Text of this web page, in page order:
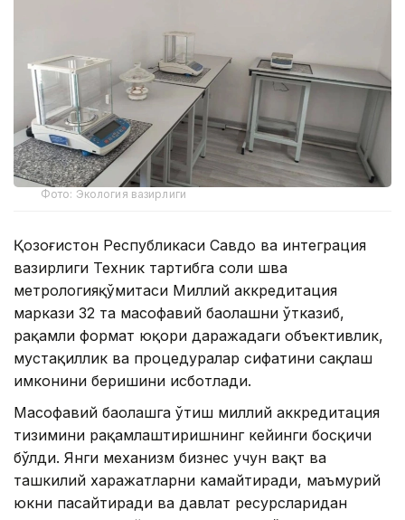
Фото: Экология вазирлиги
Қозоғистон Республикаси Савдо ва интеграция
вазирлиги Техник тартибга соли шва
метрологияқўмитаси Миллий аккредитация
маркази 32 та масофавий баҳолашни ўтказиб,
рақамли формат юқори даражадаги объективлик,
мустақиллик ва процедуралар сифатини сақлаш
имконини беришини исботлади.
Масофавий баҳолашга ўтиш миллий аккредитация
тизимини рақамлаштиришнинг кейинги босқичи
бўлди. Янги механизм бизнес учун вақт ва
ташкилий харажатларни камайтиради, маъмурий
юкни пасайтиради ва давлат ресурсларидан